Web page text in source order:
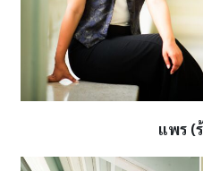
แพร (